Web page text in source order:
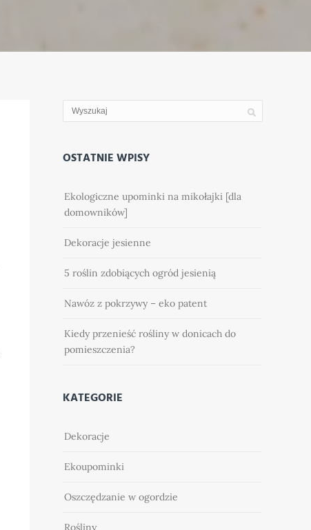
OSTATNIE WPISY
Ekologiczne upominki na mikołajki [dla
domowników]
Dekoracje jesienne
5 roślin zdobiących ogród jesienią
Nawóz z pokrzywy – eko patent
Kiedy przenieść rośliny w donicach do
pomieszczenia?
KATEGORIE
Dekoracje
Ekoupominki
Oszczędzanie w ogordzie
Rośliny